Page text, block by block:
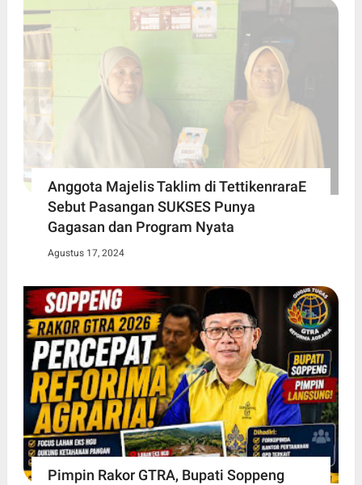
Anggota Majelis Taklim di TettikenraraE
Sebut Pasangan SUKSES Punya
Gagasan dan Program Nyata
Agustus 17, 2024
Pimpin Rakor GTRA, Bupati Soppeng